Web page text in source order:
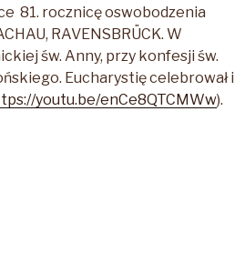
81. rocznicę oswobodzenia
RAVENSBRÜCK. W
św. Anny, przy konfesji św.
Eucharystię celebrował i
youtu.be/enCe8QTCMWw).